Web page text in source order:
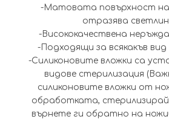
-Матовата повърхност
отразява
-Висококачествена
-Подходящи за всякакъв
-Силиконовите вложки са
видове стерилизация
силиконовите вложки от
обработката,
върнете ги обратно на